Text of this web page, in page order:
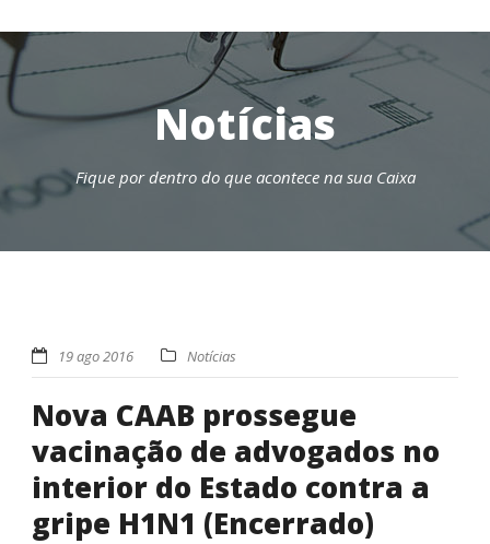
Notícias
Fique por dentro do que acontece na sua Caixa
19 ago 2016 Notícias
Nova CAAB prossegue
vacinação de advogados no
interior do Estado contra a
gripe H1N1 (Encerrado)